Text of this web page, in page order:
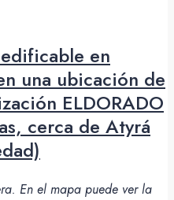
en
una ubicación de
ELDORADO
cerca de Atyrá
En el mapa puede ver la